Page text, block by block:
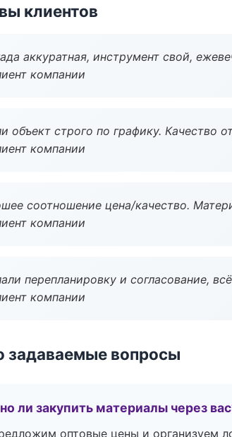
клиентов
аккуратная, инструмент свой,
компании
объект строго по графику. Качество
компании
соотношение цена/качество.
компании
перепланировку и согласование,
компании
задаваемые вопросы
ли закупить материалы через
оптовые цены и организуем